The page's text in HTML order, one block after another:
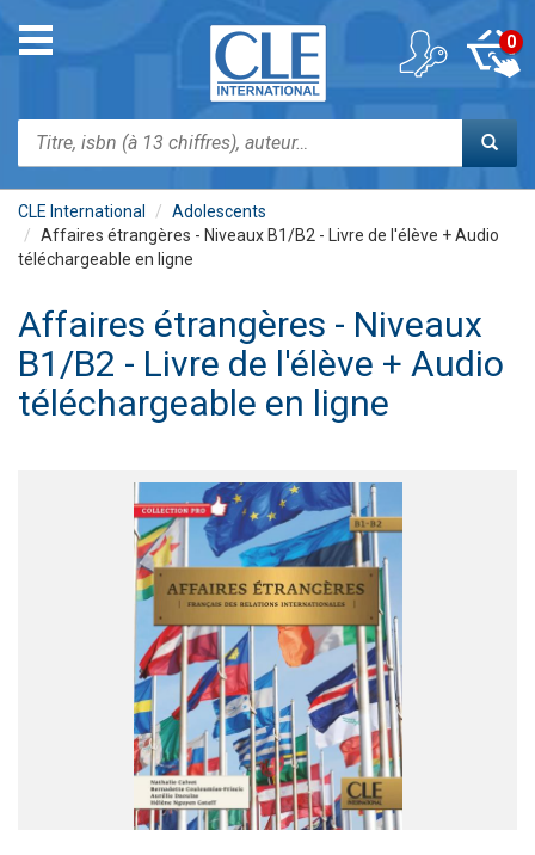
contenu
Toggle
navigation
Rechercher
0
CLE International
Adolescents
Affaires étrangères - Niveaux B1/B2 - Livre de l'élève + Audio
téléchargeable en ligne
Affaires étrangères - Niveaux
B1/B2 - Livre de l'élève + Audio
téléchargeable en ligne